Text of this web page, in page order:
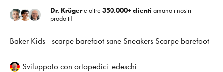
Dr. Krügere oltre350.000+ clienti amano i nostri
prodotti!
Baker Kids - scarpe barefoot sane Sneakers Scarpe barefoot
Sviluppato con ortopedici tedeschi